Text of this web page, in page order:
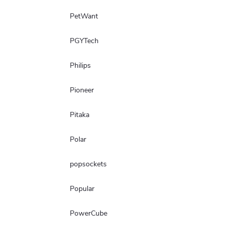
PetWant
PGYTech
Philips
Pioneer
Pitaka
Polar
popsockets
Popular
PowerCube